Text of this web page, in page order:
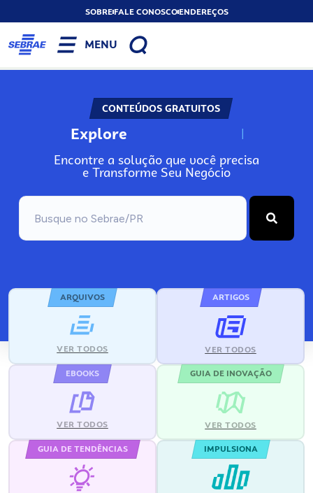
SOBREFALE CONOSCOENDEREÇOS
MENU
CONTEÚDOS GRATUITOS
Explore N
Encontre a solução que você precisa
e Transforme Seu Negócio
ARQUIVOS
VER TODOS
ARTIGOS
VER TODOS
EBOOKS
VER TODOS
GUIA DE INOVAÇÃO
VER TODOS
GUIA DE TENDÊNCIAS IMPULSIONA